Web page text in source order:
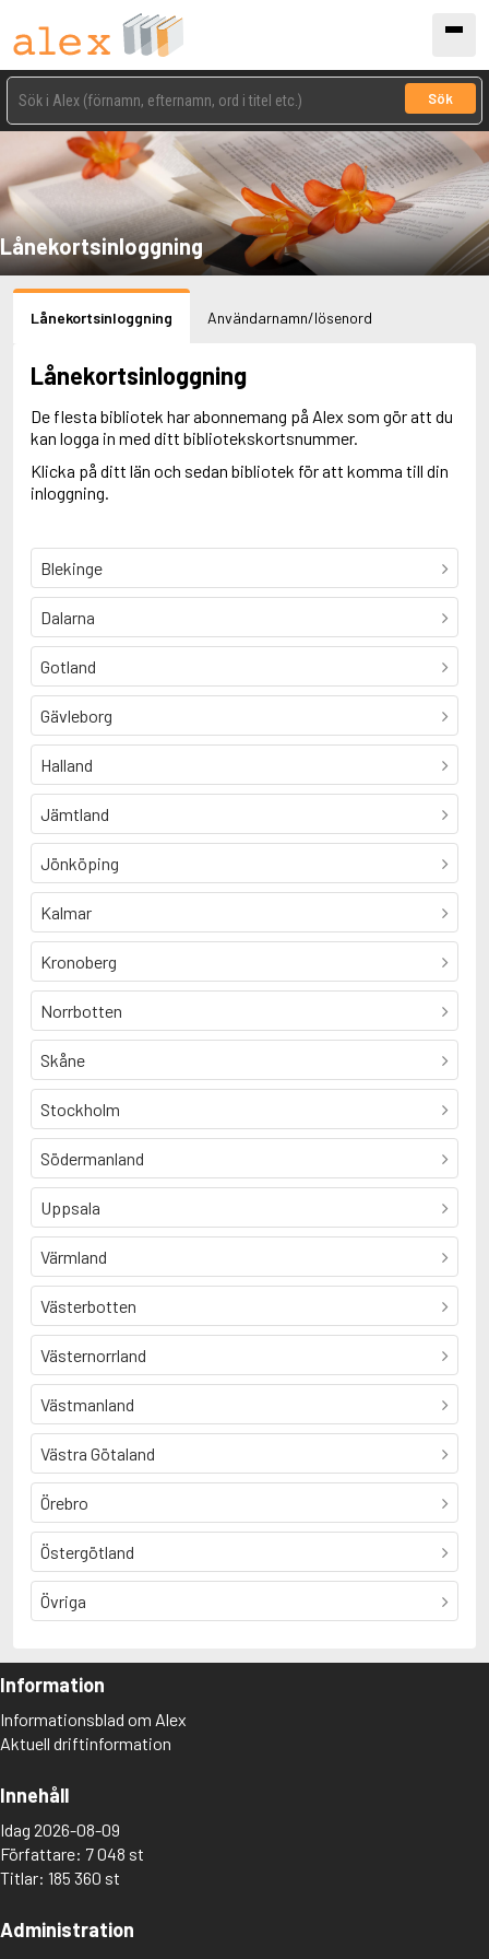
Sök
Lånekortsinloggning
Lånekortsinloggning Användarnamn/lösenord
Lånekortsinloggning
De flesta bibliotek har abonnemang på Alex som gör att du
kan logga in med ditt bibliotekskortsnummer.
Klicka på ditt län och sedan bibliotek för att komma till din
inloggning.
Blekinge
Dalarna
Gotland
Gävleborg
Halland
Jämtland
Jönköping
Kalmar
Kronoberg
Norrbotten
Skåne
Stockholm
Södermanland
Uppsala
Värmland
Västerbotten
Västernorrland
Västmanland
Västra Götaland
Örebro
Östergötland
Övriga
Information
Informationsblad om Alex
Aktuell driftinformation
Innehåll
Idag 2026-08-09
Författare: 7 048 st
Titlar: 185 360 st
Administration